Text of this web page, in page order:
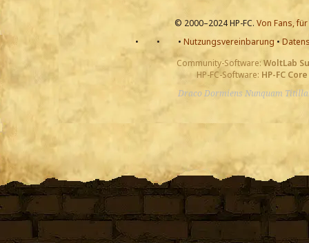
© 2000–2024 HP-FC. Von Fans,
•
• • Nutzungsvereinbarung•
Community-Software: WoltLab
HP-FC-Software: HP-FC Core
Draco Dormiens Nunquam